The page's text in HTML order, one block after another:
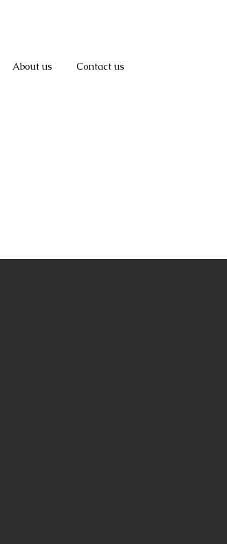
About us Contact us